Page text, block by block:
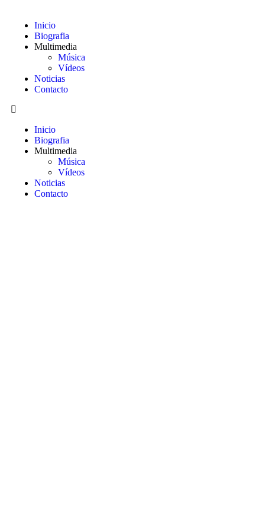
Inicio
Biografia
Multimedia
Música
Vídeos
Noticias
Contacto
Inicio
Biografia
Multimedia
Música
Vídeos
Noticias
Contacto